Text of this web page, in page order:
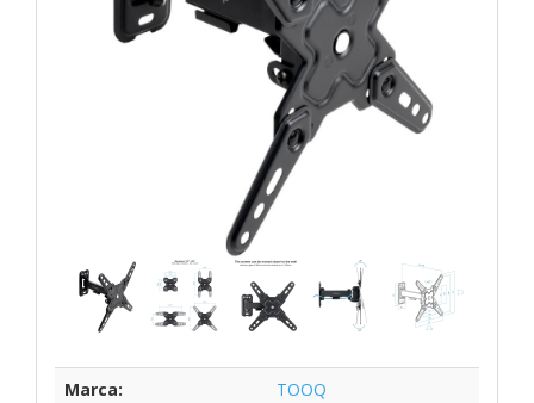
Marca:
TOOQ